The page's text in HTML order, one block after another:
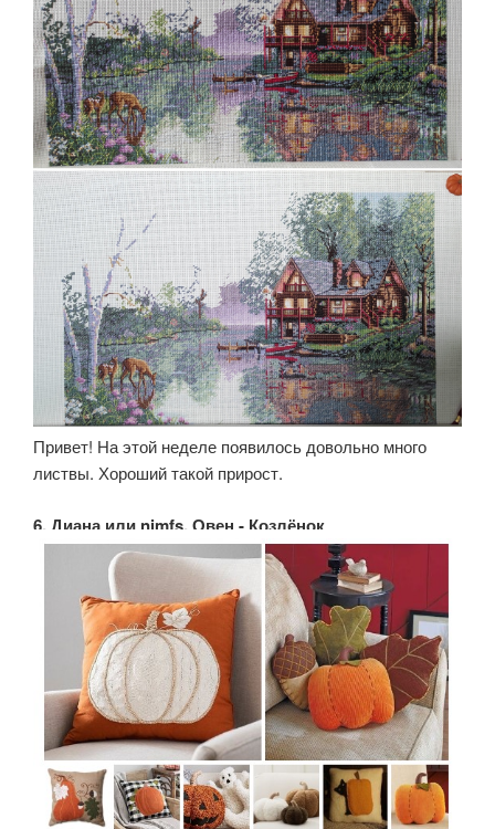
Привет! На этой неделе появилось довольно много
листвы. Хороший такой прирост.
6. Диана или nimfs, Овен - Козлёнок